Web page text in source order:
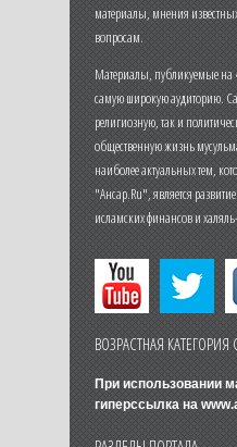
материалы, мнения
вопросам.
Материалы, публикуемые на
самую широкую аудиторию.
религиозную, так и
общественную жизнь
наиболее актуальных тем,
"Ансар.Ru", является
исламских финансов и
ВОЗРАСТНАЯ КАТЕГОРИЯ
При использовании
гиперссылка на